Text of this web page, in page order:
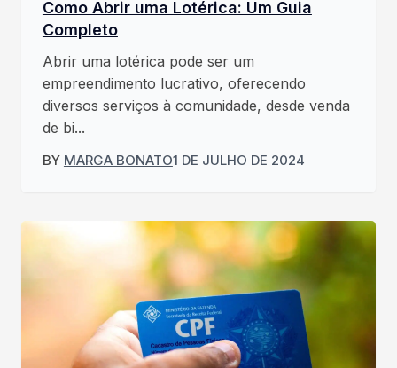
Como Abrir uma Lotérica: Um Guia
Completo
Abrir uma lotérica pode ser um
empreendimento lucrativo, oferecendo
diversos serviços à comunidade, desde venda
de bi...
BY MARGA BONATO1 DE JULHO DE 2024